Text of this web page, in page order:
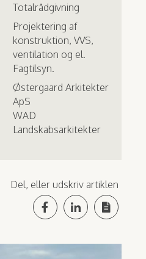
Totalrådgivning
Projektering af
konstruktion, VVS,
ventilation og el.
Fagtilsyn.
Østergaard Arkitekter
ApS
WAD
Landskabsarkitekter
Del, eller udskriv artiklen